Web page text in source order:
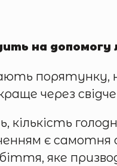
на допомогу
порятунку,
через
кількість
є самотня
яке